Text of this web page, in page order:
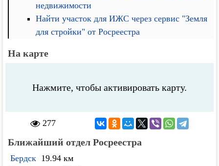
недвижимости
Найти участок для ИЖС через сервис "Земля
для стройки" от Росреестра
На карте
Нажмите, чтобы активировать карту.
277
Ближайший отдел Росреестра
Бердск 19.94 км